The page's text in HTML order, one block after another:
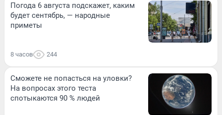
Погода 6 августа подскажет, каким
будет сентябрь, — народные
приметы
8 часов 244
Сможете не попасться на уловки?
На вопросах этого теста
спотыкаются 90 % людей